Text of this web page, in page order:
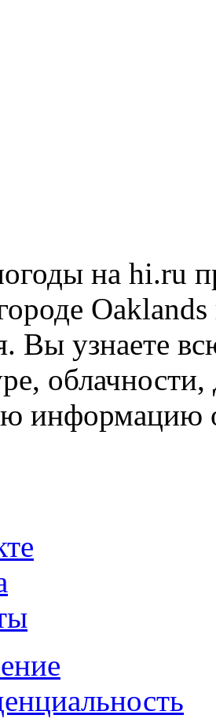
на hi.ru
Вы узнаете
информацию